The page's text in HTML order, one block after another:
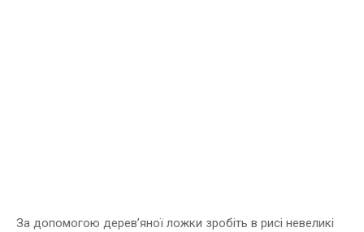
За допомогою дерев’яної ложки зробіть в рисі невеликі